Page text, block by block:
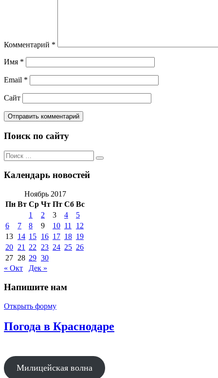
Комментарий *
Имя *
Email *
Сайт
Поиск по сайту
Поиск
по:
Поиск
Календарь новостей
Ноябрь 2017
Пн Вт Ср Чт Пт Сб Вс
1
2 3 4
5
6
7 8 9 10 11
12
13 14 15 16 17 18 19
20 21 22 23 24 25 26
27 28 29 30
« Окт
Дек »
Напишите нам
Открыть форму
Погода в Краснодаре
Милицейская волна